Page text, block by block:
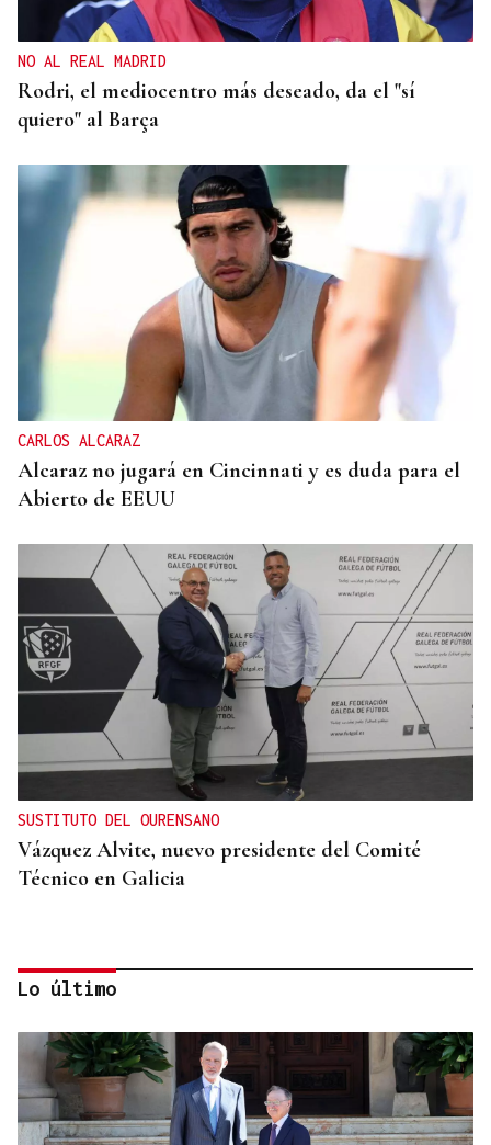
NO AL REAL MADRID
Rodri, el mediocentro más deseado, da el "sí
quiero" al Barça
CARLOS ALCARAZ
Alcaraz no jugará en Cincinnati y es duda para el
Abierto de EEUU
SUSTITUTO DEL OURENSANO
Vázquez Alvite, nuevo presidente del Comité
Técnico en Galicia
Lo último